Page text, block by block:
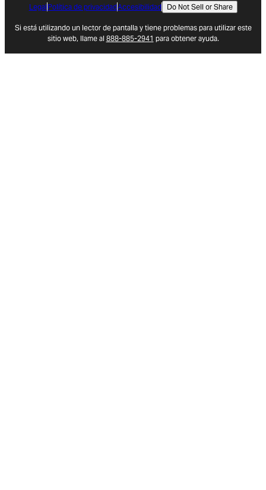
Legal Política de privacidadAccesibilidad Do Not Sell or Share
Si está utilizando un lector de pantalla y tiene problemas para utilizar este
sitio web, llame al 888-885-2941 para obtener ayuda.